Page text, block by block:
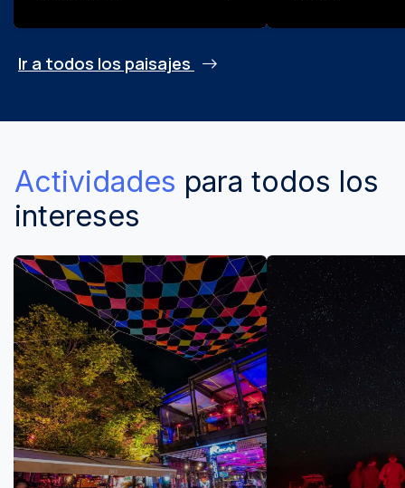
Ir a todos los paisajes
Actividades para todos los
intereses